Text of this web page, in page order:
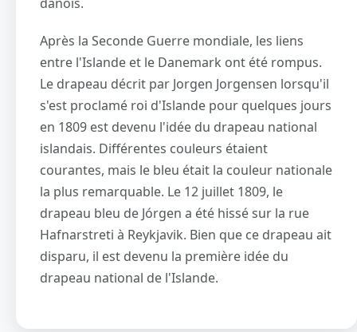
Après la Seconde Guerre mondiale, les liens
entre l'Islande et le Danemark ont été rompus.
Le drapeau décrit par Jorgen Jorgensen lorsqu'il
s'est proclamé roi d'Islande pour quelques jours
en 1809 est devenu l'idée du drapeau national
islandais. Différentes couleurs étaient
courantes, mais le bleu était la couleur nationale
la plus remarquable. Le 12 juillet 1809, le
drapeau bleu de Jórgen a été hissé sur la rue
Hafnarstreti à Reykjavik. Bien que ce drapeau ait
disparu, il est devenu la première idée du
drapeau national de l'Islande.